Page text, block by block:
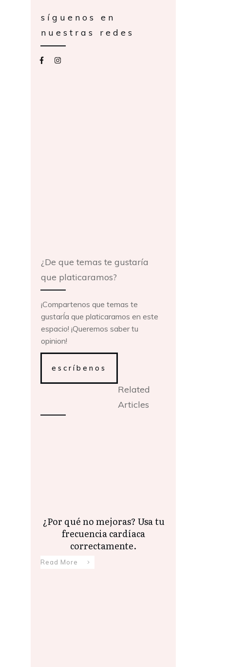
síguenos en
nuestras redes
¿De que temas te gustaría
que platicaramos?
¡Compartenos que temas te
gustarÍa que platicaramos en este
espacio! ¡Queremos saber tu
opinion!
escríbenos
Related
Articles
¿Por qué no mejoras? Usa tu
frecuencia cardíaca
correctamente.
Read More